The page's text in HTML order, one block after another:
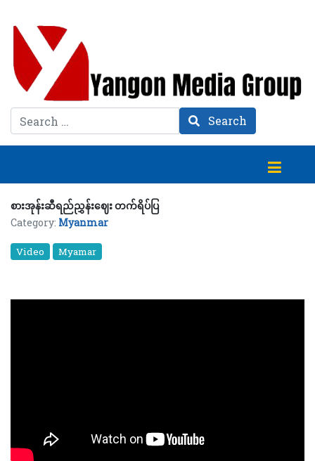
Search Search
‎‎‎စားအုန်းဆီရည်ညွှန်းဈေး တက်ရိပ်ပြ
Category: Myanmar
Video Myamar